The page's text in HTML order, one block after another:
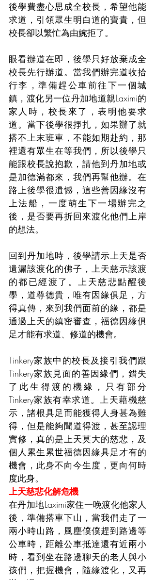
後學費盡心思成全校長，希望他能
求道，引領眾生明白道的寶貴，但
校長卻以繁忙為由婉拒了。
眼看辦道在即，後學只好放棄成全
校長先行辦道。當我們辦完道收拾
行李，準備趕公車前往下一個城
鎮，渡化另一位丹加地道親Laximi的
家人時，校長來了，表明他要求
道。當下後學很掙扎，如果辦了就
搭不上末班車，不能如期赴約，那
裡還有眾生在等我們，所以後學只
能跟校長說抱歉，請他到丹加地或
是加德滿都來，我們再幫他辦。在
路上後學很遺憾，這些善因緣沒有
上法船，一度萌生下一場辦完之
後，是否要再折回來渡化他們上岸
的想法。
回到丹加地時，後學請示上天是否
遺漏該渡化的佛子，上天慈示該渡
的都已經渡了。上天慈悲點醒後
學，道尊德貴，唯有因緣俱足，方
得真傳，來到我們面前的緣，都是
通過上天的縝密審查，福德因緣俱
足才能有求道、修道的機會。
Tinkery家族中的校長及接引我們跟
Tinkery家族見面的善因緣們，錯失
了此生得渡的機緣，只有部分
Tinkery家族有幸求道。上天藉機慈
示，諸根具足而能獲得人身甚為難
得，但是能夠聞道得渡，甚至認理
實修，真的是上天莫大的慈悲，及
個人累生累世福德因緣具足才有的
機會，此身不向今生度，更向何時
度此身。
上天慈悲化解危機
在丹加地Laximi家住一晚渡化他家人
後，準備搭車下山，當我們走了一
兩小時山路，風塵僕僕趕到路邊等
公車時，距離公車抵達還有近兩小
時，看到坐在路邊聊天的老人與小
孩們，把握機會，隨緣渡化，又再